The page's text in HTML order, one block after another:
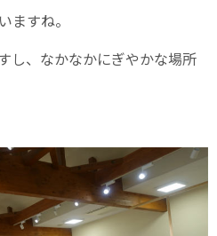
ますね。
し、なかなかにぎやかな場所